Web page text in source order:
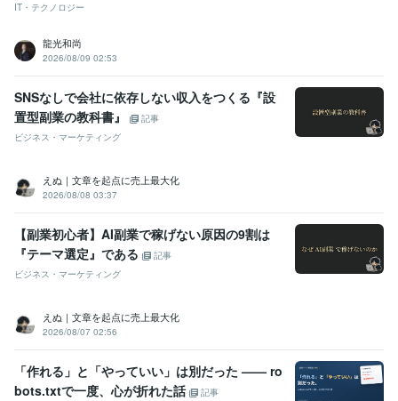
IT・テクノロジー
龍光和尚
2026/08/09 02:53
SNSなしで会社に依存しない収入をつくる『設
置型副業の教科書』
記事
ビジネス・マーケティング
えぬ｜文章を起点に売上最大化
2026/08/08 03:37
【副業初心者】AI副業で稼げない原因の9割は
『テーマ選定』である
記事
ビジネス・マーケティング
えぬ｜文章を起点に売上最大化
2026/08/07 02:56
「作れる」と「やっていい」は別だった —— ro
bots.txtで一度、心が折れた話
記事